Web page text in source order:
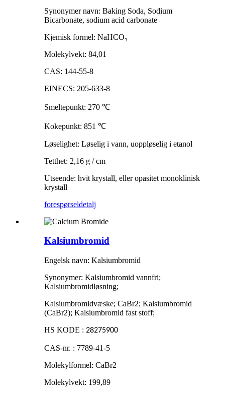
Synonymer navn: Baking Soda, Sodium
Bicarbonate, sodium acid carbonate
Kjemisk formel: NaHCO₃
Molekylvekt: 84,01
CAS: 144-55-8
EINECS: 205-633-8
Smeltepunkt: 270 ℃
Kokepunkt: 851 ℃
Løselighet: Løselig i vann, uoppløselig i etanol
Tetthet: 2,16 g / cm
Utseende: hvit krystall, eller opasitet monoklinisk
krystall
forespørseldetalj
Kalsiumbromid
Engelsk navn: Kalsiumbromid
Synonymer: Kalsiumbromid vannfri;
Kalsiumbromidløsning;
Kalsiumbromidvæske; CaBr2; Kalsiumbromid
(CaBr2); Kalsiumbromid fast stoff;
HS KODE : 28275900
CAS-nr. : 7789-41-5
Molekylformel: CaBr2
Molekylvekt: 199,89